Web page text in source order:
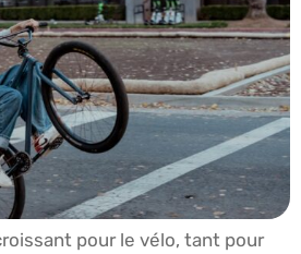
pour le vélo, tant pour